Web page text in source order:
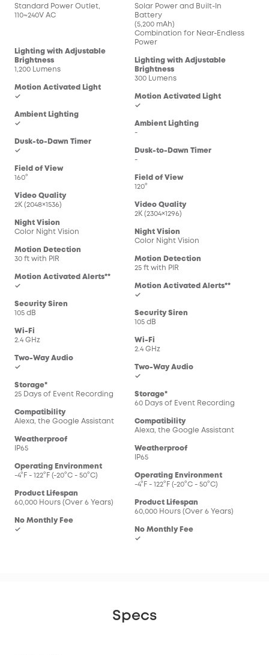
Standard Power Outlet,
110~240V AC
Lighting with Adjustable
Brightness
1,200 Lumens
Motion Activated Light
✓
Ambient Lighting
✓
Dusk-to-Dawn Timer
✓
Field of View
160°
Video Quality
2K (2048×1536)
Night Vision
Color Night Vision
Motion Detection
30 ft with PIR
Motion Activated Alerts**
✓
Security Siren
105 dB
Wi-Fi
2.4 GHz
Two-Way Audio
✓
Storage*
25 Days of Event Recording
Compatibility
Alexa, the Google Assistant
Weatherproof
IP65
Operating Environment
-4°F - 122°F (-20°C - 50°C)
Product Lifespan
60,000 Hours (Over 6 Years)
No Monthly Fee
✓
Solar Power and Built-In
Battery
(5,200 mAh)
Combination for Near-Endless
Power
Lighting with Adjustable
Brightness
300 Lumens
Motion Activated Light
✓
Ambient Lighting
-
Dusk-to-Dawn Timer
-
Field of View
120°
Video Quality
2K (2304×1296)
Night Vision
Color Night Vision
Motion Detection
25 ft with PIR
Motion Activated Alerts**
✓
Security Siren
105 dB
Wi-Fi
2.4 GHz
Two-Way Audio
✓
Storage*
60 Days of Event Recording
Compatibility
Alexa, the Google Assistant
Weatherproof
IP65
Operating Environment
-4°F - 122°F (-20°C - 50°C)
Product Lifespan
60,000 Hours (Over 6 Years)
No Monthly Fee
✓
Specs